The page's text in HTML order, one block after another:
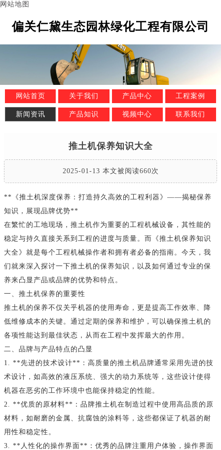
网站地图
偏关仁黛生态园林绿化工程有限公司
网站首页 关于我们 产品中心 工程案例
新闻资讯 产品知识 视频中心 联系我们
推土机保养知识大全
2025-01-13 本文被阅读660次
**《推土机深度保养：打造持久高效的工程利器》——揭秘保养
知识，展现品牌优势**
在繁忙的工地现场，推土机作为重要的工程机械设备，其性能的
稳定与持久直接关系到工程的进度与质量。而《推土机保养知识
大全》就是每个工程机械操作者和拥有者必备的指南。今天，我
们就来深入探讨一下推土机的保养知识，以及如何通过专业的保
养来凸显产品或品牌的优势和特点。
一、推土机保养的重要性
推土机的保养不仅关乎机器的使用寿命，更是提高工作效率、降
低维修成本的关键。通过定期的保养和维护，可以确保推土机的
各项性能达到最佳状态，从而在工程中发挥最大的作用。
二、品牌与产品特点的凸显
1. **先进的技术设计**：高质量的推土机品牌通常采用先进的技
术设计，如高效的液压系统、强大的动力系统等，这些设计使得
机器在恶劣的工作环境中也能保持稳定的性能。
2. **优质的原材料**：品牌推土机在制造过程中使用高品质的原
材料，如耐磨的金属、抗腐蚀的涂料等，这些都保证了机器的耐
用性和稳定性。
3. **人性化的操作界面**：优秀的品牌注重用户体验，操作界面